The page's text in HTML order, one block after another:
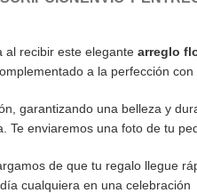
al recibir este elegante arreglo
a la perfección
garantizando una belleza y
enviaremos una foto de tu
de que tu regalo llegue
cualquiera en una celebración